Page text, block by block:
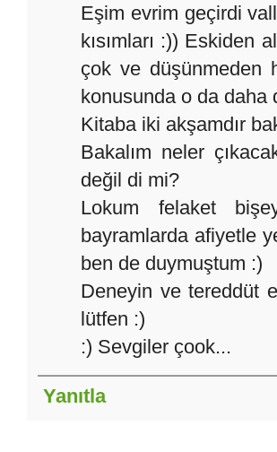
Eşim evrim geçirdi
kısımları :)) Eskiden
çok ve düşünmeden
konusunda o da daha
Kitaba iki akşamdır
Bakalım neler
değil di mi?
Lokum felaket
bayramlarda afiyetle
ben de duymuştum :)
Deneyin ve tereddüt
lütfen :)
:) Sevgiler çook...
Yanıtla